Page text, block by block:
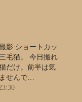
影 ショートカッ
毛猫。 今日撮れ
だけ。前半は気
せんで…